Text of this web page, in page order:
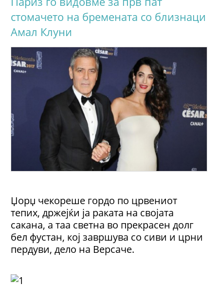
стомачето на бремената со близнаци
Амал Клуни
Џорџ чекореше гордо по црвениот
тепих, држејќи ја раката на својата
сакана, а таа светна во прекрасен долг
бел фустан, кој завршува со сиви и црни
пердуви, дело на Версаче.